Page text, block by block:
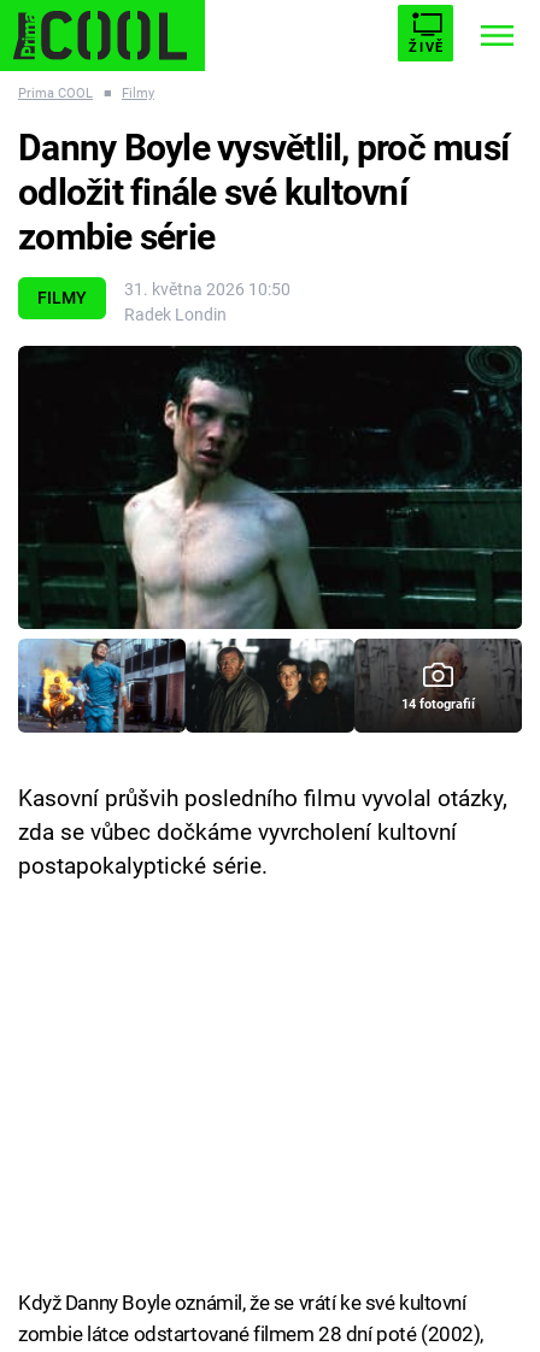
ŽIVĚ
ESCAPE PLNEJ KOTEL AVENGERS 5
Témata
Hry
Cool Esport
Pořady
TV Program
Přihlášení
Prima COOL ■ Filmy
FILMY
31. května 2026 10:50
Radek Londin
Danny Boyle vysvětlil, proč musí
odložit finále své kultovní
zombie série
14 fotografií
Kasovní průšvih posledního filmu vyvolal otázky,
zda se vůbec dočkáme vyvrcholení kultovní
postapokalyptické série.
Když Danny Boyle oznámil, že se vrátí ke své kultovní
zombie látce odstartované filmem 28 dní poté (2002),